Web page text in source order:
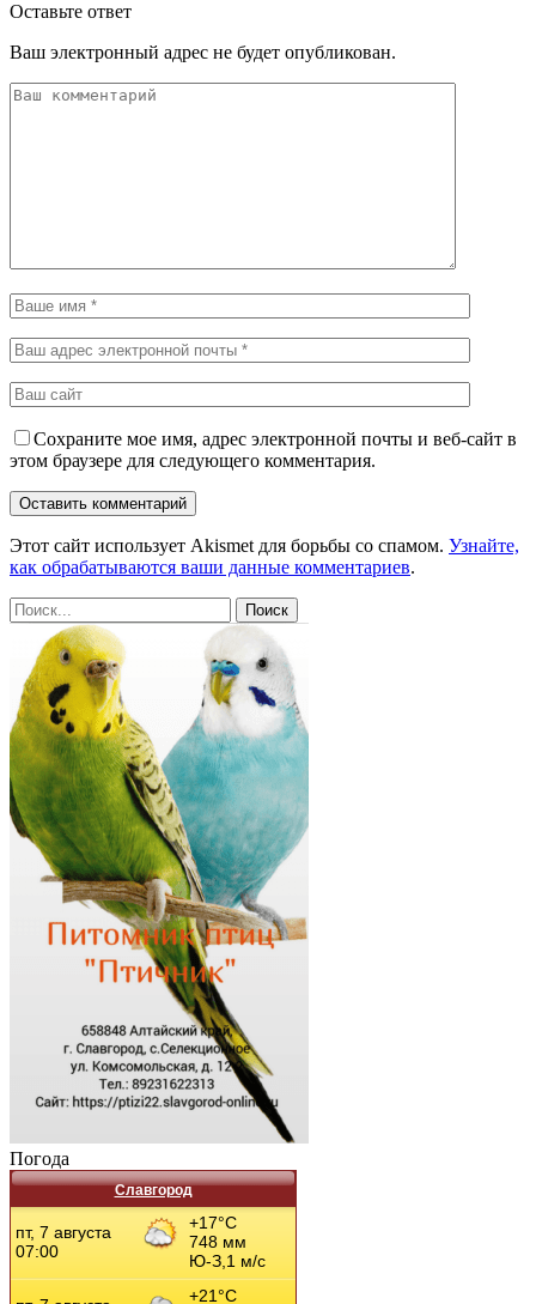
Оставьте ответ
Ваш электронный адрес не будет опубликован.
Сохраните мое имя, адрес электронной почты и веб-сайт в
этом браузере для следующего комментария.
Этот сайт использует Akismet для борьбы со спамом. Узнайте,
как обрабатываются ваши данные комментариев.
Погода
Славгород